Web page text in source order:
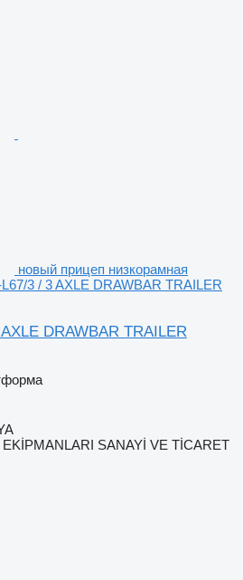
новый прицеп низкорамная
3 / 3 AXLE DRAWBAR TRAILER
DRAWBAR TRAILER
SANAYİ VE TİCARET